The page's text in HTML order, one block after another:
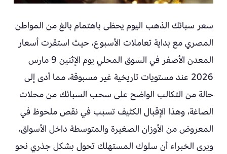
سعر سبائك الذهب اليوم يحظى باهتمام بالغ من المواطن
المصري مع بداية تعاملات الأسبوع، حيث استقرت أسعار
المعدن الأصفر في السوق المحلي يوم الإثنين 9 مارس
2026 عند مستويات تاريخية غير مسبوقة، مما أدى إلى
حالة من التكالب الواضح على سحب السبائك من محلات
الصاغة، وهذا الإقبال الكثيف تسبب في نقص ملحوظ في
المعروض من الأوزان الصغيرة والمتوسطة داخل الأسواق،
ويرى الخبراء أن سلوك المستهلك تحول بشكل جذري نحو